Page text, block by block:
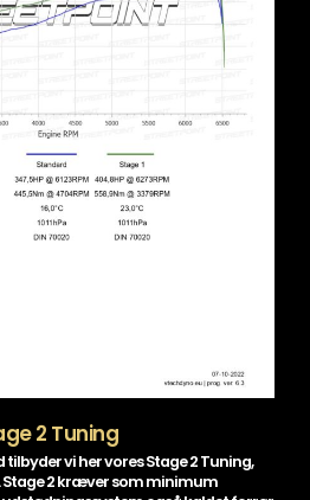
2 Tuning
tilbyder vi her vores Stage 2 Tuning,
Stage 2 kræver som minimum